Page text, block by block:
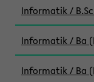
Informatik /
Informatik / Ba
Informatik / Ba